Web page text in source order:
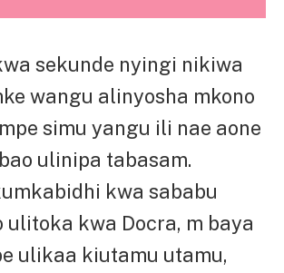
sekunde nyingi nikiwa
wangu alinyosha mkono
simu yangu ili nae aone
ulinipa tabasam.
kwa sababu
ulitoka kwa Docra, m baya
ulikaa kiutamu utamu,